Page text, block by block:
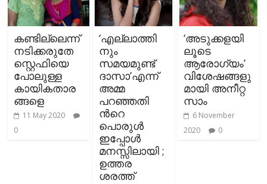
കണ്ടില്ലെന്ന്
നടിക്കരുതേ
സ്റ്റെഫിയെ
പോലുള്ള
കായികതാര
ങ്ങളെ
11 May 2020
0
‘എല്ലാത്തി
നും
സമയമുണ്ട്
ദാസാ’എന്ന്
അമ്മ
പറഞ്ഞതി
ന്‍റെ
പൊരുള്‍
ഇപ്പോള്‍
മനസ്സിലായി ;
ഉത്തര
ശരത്ത്
‘അടുക്കളയി
ലൂടെ
ആരോഗ്യം’
വിശേഷങ്ങളു
മായി അനീറ്റ
സാം
6 November
2020
0